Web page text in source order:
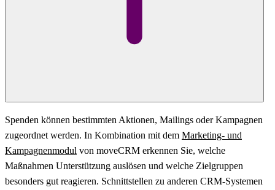
Spenden können bestimmten Aktionen, Mailings oder Kampagnen
zugeordnet werden. In Kombination mit dem Marketing- und
Kampagnenmodul von moveCRM erkennen Sie, welche
Maßnahmen Unterstützung auslösen und welche Zielgruppen
besonders gut reagieren. Schnittstellen zu anderen CRM-Systemen